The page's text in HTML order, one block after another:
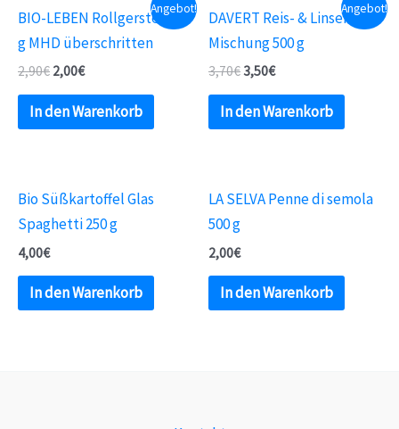
Angebot!
BIO-LEBEN Rollgerste 400
g MHD überschritten
2,90€ 2,00€
In den Warenkorb
Angebot!
DAVERT Reis- & Linsen
Mischung 500 g
3,70€3,50€
In den Warenkorb
Bio Süßkartoffel Glas
Spaghetti 250 g
4,00€
In den Warenkorb
LA SELVA Penne di semola
500 g
2,00€
In den Warenkorb